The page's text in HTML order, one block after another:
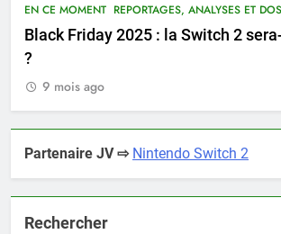
EN CE MOMENT REPORTAGES, ANALYSES ET
Black Friday 2025 : la Switch 2
?
9 mois ago
Partenaire JV ⇨ Nintendo Switch 2
Rechercher